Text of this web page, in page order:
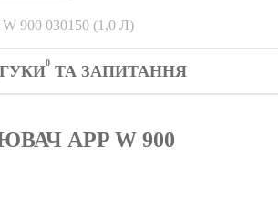
900 030150 (1,0 Л)
0 ТА ЗАПИТАННЯ
APP W 900